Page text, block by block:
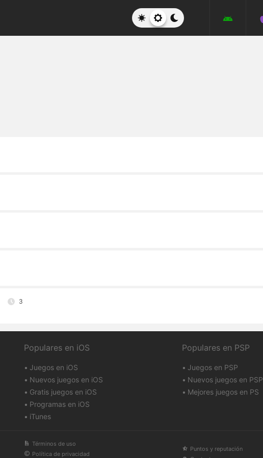
3
Populares en iOS
Juegos en iOS
Nuevos juegos en iOS
Gratis juegos en iOS
Programas en iOS
iTunes
Populares en PSP
Juegos en PSP
Nuevos juegos en PSP
Mejores juegos en PS
Términos de uso
Política de privacidad
Puntos y reputación